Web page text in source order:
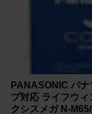
PANASONIC パ
プ対応 ライフウ
クシスメガ N-